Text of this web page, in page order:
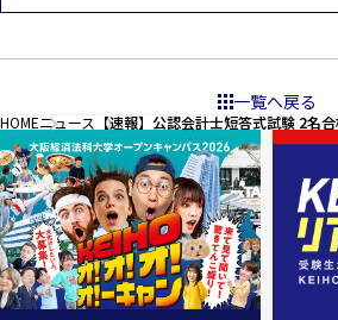
一覧へ戻る
HOMEニュース 【速報】公認会計士短答式試験 2名合